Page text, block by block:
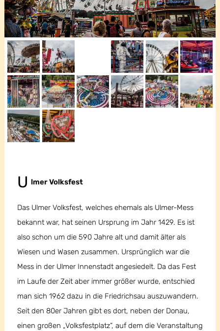
U lmer Volksfest
Das Ulmer Volksfest, welches ehemals als Ulmer-Mess
bekannt war, hat seinen Ursprung im Jahr 1429. Es ist
also schon um die 590 Jahre alt und damit älter als
Wiesen und Wasen zusammen. Ursprünglich war die
Mess in der Ulmer Innenstadt angesiedelt. Da das Fest
im Laufe der Zeit aber immer größer wurde, entschied
man sich 1962 dazu in die Friedrichsau auszuwandern.
Seit den 80er Jahren gibt es dort, neben der Donau,
einen großen „Volksfestplatz“, auf dem die Veranstaltung